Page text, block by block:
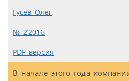
Гусев Олег
№ 2’2016
PDF версия
В начале этого года